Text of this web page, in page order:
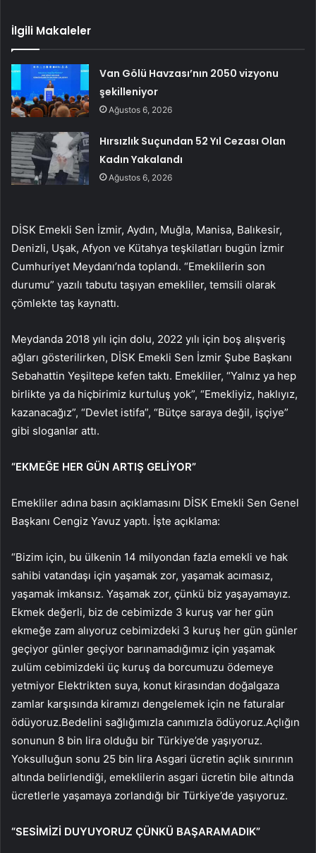
İlgili Makaleler
Van Gölü Havzası’nın 2050 vizyonu
şekilleniyor
Ağustos 6, 2026
Hırsızlık Suçundan 52 Yıl Cezası Olan
Kadın Yakalandı
Ağustos 6, 2026
DİSK Emekli Sen İzmir, Aydın, Muğla, Manisa, Balıkesir,
Denizli, Uşak, Afyon ve Kütahya teşkilatları bugün İzmir
Cumhuriyet Meydanı’nda toplandı. “Emeklilerin son
durumu” yazılı tabutu taşıyan emekliler, temsili olarak
çömlekte taş kaynattı.
Meydanda 2018 yılı için dolu, 2022 yılı için boş alışveriş
ağları gösterilirken, DİSK Emekli Sen İzmir Şube Başkanı
Sebahattin Yeşiltepe kefen taktı. Emekliler, “Yalnız ya hep
birlikte ya da hiçbirimiz kurtuluş yok”, “Emekliyiz, haklıyız,
kazanacağız”, “Devlet istifa”, “Bütçe saraya değil, işçiye”
gibi sloganlar attı.
“EKMEĞE HER GÜN ARTIŞ GELİYOR”
Emekliler adına basın açıklamasını DİSK Emekli Sen Genel
Başkanı Cengiz Yavuz yaptı. İşte açıklama:
“Bizim için, bu ülkenin 14 milyondan fazla emekli ve hak
sahibi vatandaşı için yaşamak zor, yaşamak acımasız,
yaşamak imkansız. Yaşamak zor, çünkü biz yaşayamayız.
Ekmek değerli, biz de cebimizde 3 kuruş var her gün
ekmeğe zam alıyoruz cebimizdeki 3 kuruş her gün günler
geçiyor günler geçiyor barınamadığımız için yaşamak
zulüm cebimizdeki üç kuruş da borcumuzu ödemeye
yetmiyor Elektrikten suya, konut kirasından doğalgaza
zamlar karşısında kiramızı dengelemek için ne faturalar
ödüyoruz.Bedelini sağlığımızla canımızla ödüyoruz.Açlığın
sonunun 8 bin lira olduğu bir Türkiye’de yaşıyoruz.
Yoksulluğun sonu 25 bin lira Asgari ücretin açlık sınırının
altında belirlendiği, emeklilerin asgari ücretin bile altında
ücretlerle yaşamaya zorlandığı bir Türkiye’de yaşıyoruz.
“SESİMİZİ DUYUYORUZ ÇÜNKÜ BAŞARAMADIK”